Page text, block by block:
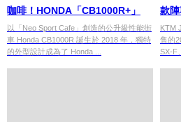
咖啡！HONDA「CB1000R+」
以「Neo Sport Cafe」創造的公升級性能街
車 Honda CB1000R 誕生於 2018 年，獨特
的外型設計成為了 Honda ...
款陣
KTM
售的
SX-F